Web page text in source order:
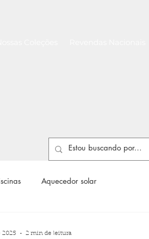
Aquecedor solar
2025 2 min de leitura